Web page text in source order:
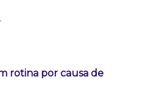
rotina por causa de